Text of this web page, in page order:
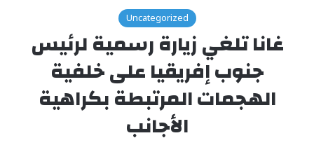
Uncategorized
غانا تلغي زيارة رسمية لرئيس
جنوب إفريقيا على خلفية
الهجمات المرتبطة بكراهية
الأجانب